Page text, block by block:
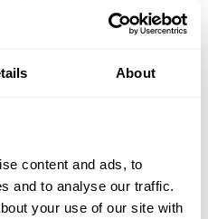
About
content and ads, to
and to analyse our traffic.
your use of our site with
om een koerier in te schakelen.
*. Let erop dat u hiervoor de
een gekwalificeerde
Indien u vragen heeft over het
aanvraagformulier verzoeken
veld van het spoed